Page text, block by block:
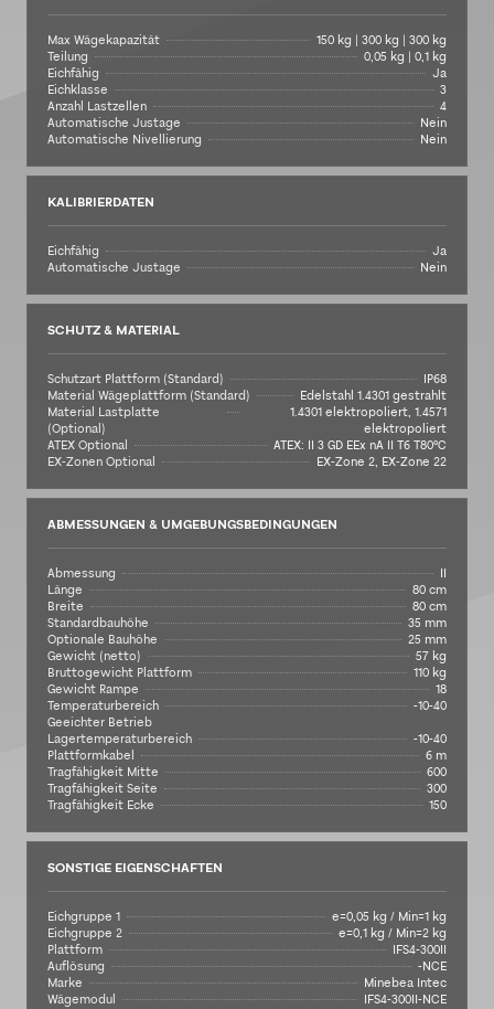
Max Wägekapazität
150 kg | 300 kg | 300 kg
Teilung
0,05 kg | 0,1 kg
Eichfähig
Ja
Eichklasse
3
Anzahl Lastzellen
4
Automatische Justage
Nein
Automatische Nivellierung
Nein
KALIBRIERDATEN
Eichfähig
Ja
Automatische Justage
Nein
SCHUTZ & MATERIAL
Schutzart Plattform (Standard)
IP68
Material Wägeplattform (Standard)
Edelstahl 1.4301 gestrahlt
Material Lastplatte
(Optional)
1.4301 elektropoliert, 1.4571
elektropoliert
ATEX Optional
ATEX: II 3 GD EEx nA II T6 T80°C
EX-Zonen Optional
EX-Zone 2, EX-Zone 22
ABMESSUNGEN & UMGEBUNGSBEDINGUNGEN
Abmessung
II
Länge
80 cm
Breite
80 cm
Standardbauhöhe
35 mm
Optionale Bauhöhe
25 mm
Gewicht (netto)
57 kg
Bruttogewicht Plattform
110 kg
Gewicht Rampe
18
Temperaturbereich
Geeichter Betrieb
-10-40
Lagertemperaturbereich
-10-40
Plattformkabel
6 m
Tragfähigkeit Mitte
600
Tragfähigkeit Seite
300
Tragfähigkeit Ecke
150
SONSTIGE EIGENSCHAFTEN
Eichgruppe 1
e=0,05 kg / Min=1 kg
Eichgruppe 2
e=0,1 kg / Min=2 kg
Plattform
IFS4-300II
Auflösung
-NCE
Marke
Minebea Intec
Wägemodul
IFS4-300II-NCE